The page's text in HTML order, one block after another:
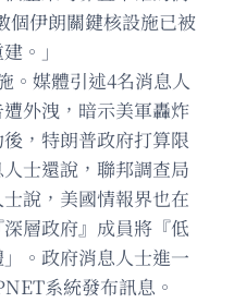
個伊朗關鍵核設施已被
。」
。媒體引述4名消息人
外洩，暗示美軍轟炸
，特朗普政府打算限
士還說，聯邦調查局
說，美國情報界也在
層政府』成員將『低
。政府消息人士進一
系統發布訊息。